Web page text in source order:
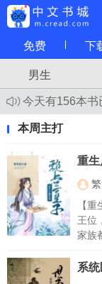
免费 下
男生
今天有156本书
本周主打
重
【
王位
家族
影重
系